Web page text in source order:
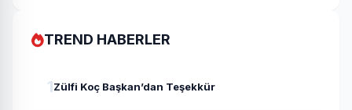
TREND HABERLER
1Zülfi Koç Başkan’dan Teşekkür